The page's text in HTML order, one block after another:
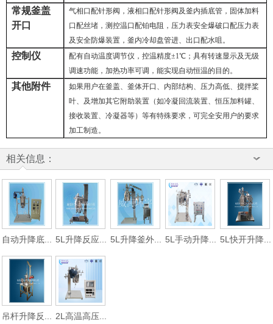
常规釜盖
开口
气相口配针形阀，液相口配针形阀及釜内插底管，固体加料
口配丝堵，测控温口配铂电阻，压力表安全爆破口配压力表
及安全防爆装置，釜内冷却盘管进、出口配水咀。
控制仪 配有自动温度调节仪，控温精度±1℃ ；具有转速显示及无级
调速功能，加热功率可调，能实现自动恒温的目的。
其他附件
如果用户在釜盖、釜体开口、内部结构、压力高低、搅拌桨
叶、及增加其它附助装置（如冷凝回流装置、恒压加料罐、
接收装置、冷凝器等）等有特殊要求，可完全安用户的要求
加工制造。
相关信息：
自动升降底... 5L升降反应... 5L升降釜外... 5L手动升降... 5L快开升降...
吊杆升降反... 2L高温高压...